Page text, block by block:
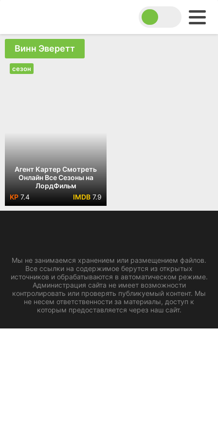
Винн Эверетт
Агент Картер Смотреть
Онлайн Все Сезоны на
ЛордФильм
7.4
7.9
сезон
Мы не занимаемся хранением или размещением файлов.
Все ссылки на содержимое берутся из открытых
источников и обрабатываются в автоматическом режиме.
Администрация сайта не имеет возможности
контролировать или проверять публикуемый контент. Мы
не несем ответственности за материалы, доступ к
которым предоставляется через наш сайт.